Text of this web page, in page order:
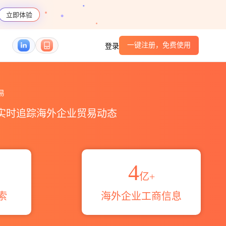
立即体验
登录 一键注册，免费使用
时追踪海外企业贸易动态
4亿+
海外企业工商信息